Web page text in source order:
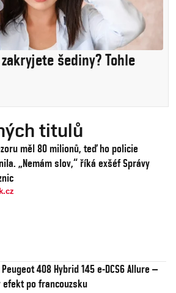
šediny? Tohle
titulů
měl 80 milionů, teď ho policie
„Nemám slov,“ říká exšéf Správy
Peugeot 408 Hybrid 145 e-DCS6 Allure –
efekt po francouzsku